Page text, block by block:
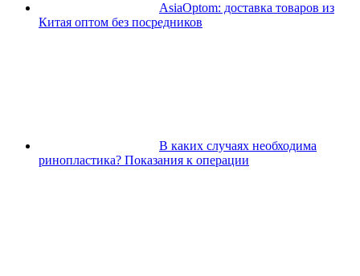
AsiaOptom: доставка товаров из
Китая оптом без посредников
В каких случаях необходима
ринопластика? Показания к операции